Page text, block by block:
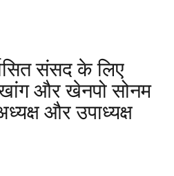
संसद के लिए
और खेनपो सोनम
और उपाध्यक्ष